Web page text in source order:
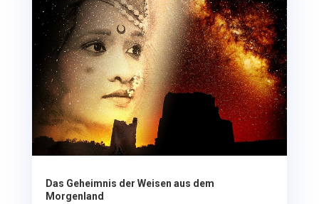
Das Geheimnis der Weisen aus dem
Morgenland